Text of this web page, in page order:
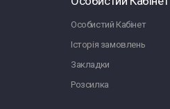
Особистий Кабінет
Історія замовлень
Закладки
Розсилка